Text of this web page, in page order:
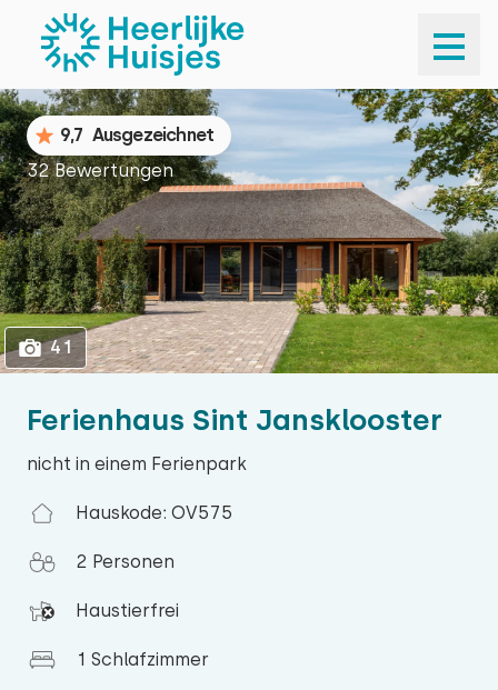
1
Ferienhaus Sint Jansklooster
nicht in einem Ferienpark
Hauskode: OV575
2 Personen
Haustierfrei
1 Schlafzimmer
9,7 Ausgezeichnet
32 Bewertungen
41